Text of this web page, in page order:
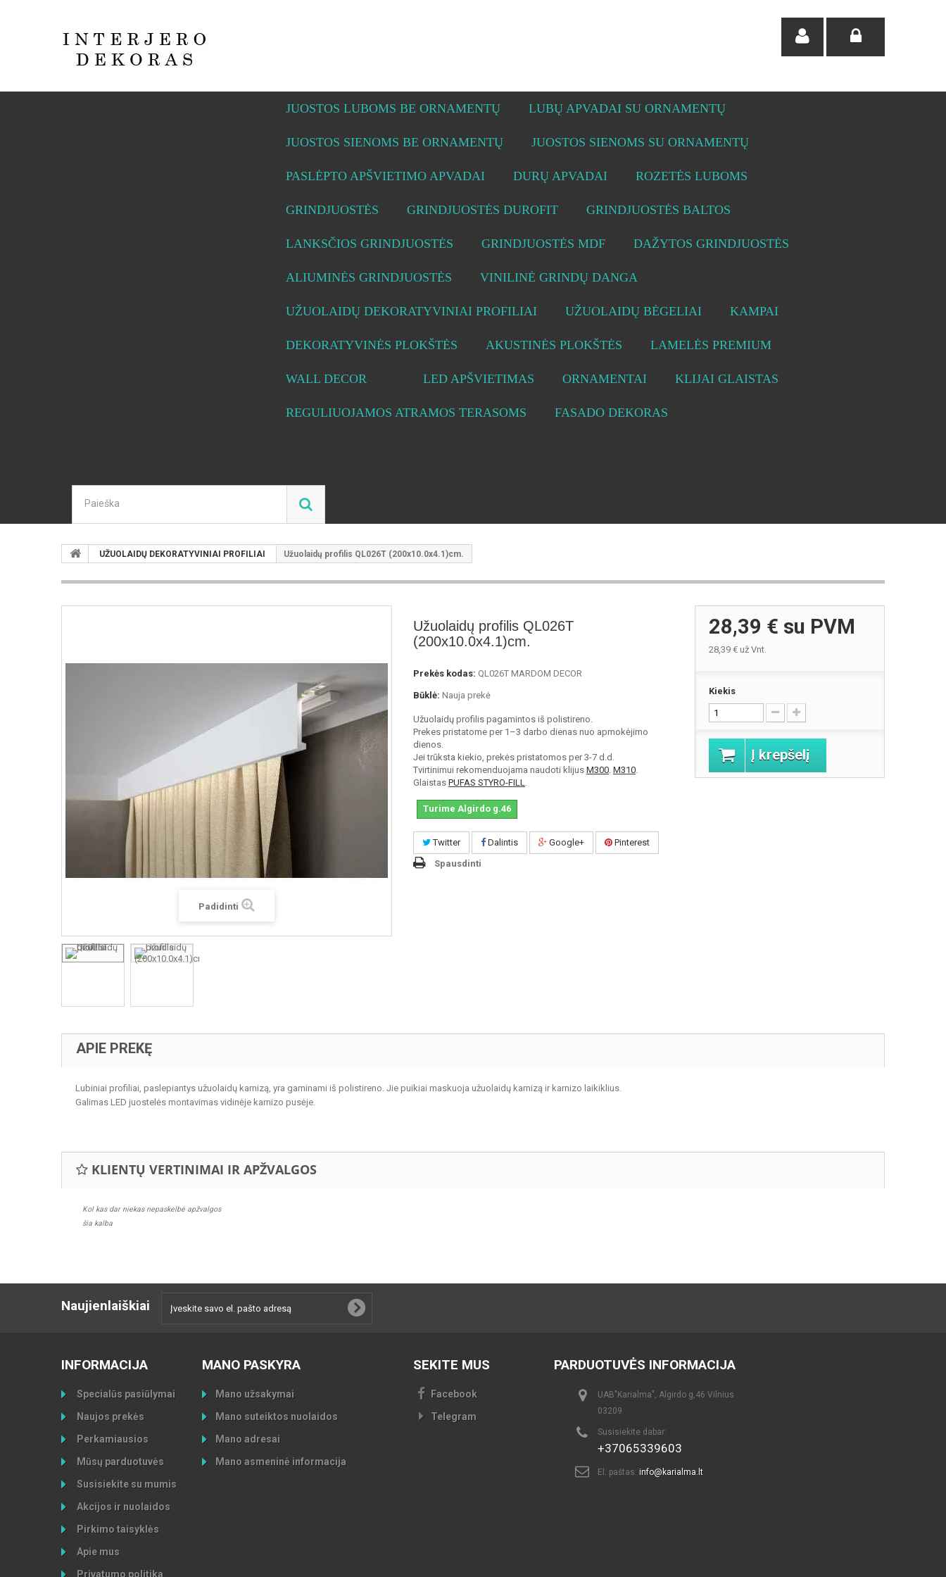
JUOSTOS LUBOMS BE ORNAMENTŲ LUBŲ APVADAI SU ORNAMENTŲ
JUOSTOS SIENOMS BE ORNAMENTŲ JUOSTOS SIENOMS SU ORNAMENTŲ
PASLĖPTO APŠVIETIMO APVADAI DURŲ APVADAI ROZETĖS LUBOMS
GRINDJUOSTĖS GRINDJUOSTĖS DUROFIT GRINDJUOSTĖS BALTOS
LANKSČIOS GRINDJUOSTĖS GRINDJUOSTĖS MDF DAŽYTOS GRINDJUOSTĖS
ALIUMINĖS GRINDJUOSTĖS VINILINĖ GRINDŲ DANGA
UŽUOLAIDŲ DEKORATYVINIAI PROFILIAI UŽUOLAIDŲ BĖGELIAI KAMPAI
DEKORATYVINĖS PLOKŠTĖS AKUSTINĖS PLOKŠTĖS LAMELĖS PREMIUM
WALL DECOR LED APŠVIETIMAS ORNAMENTAI KLIJAI GLAISTAS
REGULIUOJAMOS ATRAMOS TERASOMS FASADO DEKORAS
UŽUOLAIDŲ DEKORATYVINIAI PROFILIAI Užuolaidų profilis QL026T (200x10.0x4.1)cm.
Padidinti
Užuolaidų profilis QL026T
(200x10.0x4.1)cm.
Prekės kodas: QL026T MARDOM DECOR
Būklė: Nauja prekė
Užuolaidų profilis pagamintos iš polistireno.
Prekes pristatome per 1–3 darbo dienas nuo apmokėjimo
dienos.
Jei trūksta kiekio, prekės pristatomos per 3-7 d.d.
Tvirtinimui rekomenduojama naudoti klijus M300. M310.
Glaistas PUFAS STYRO-FILL.
Turime Algirdo g.46
Twitter Dalintis Google+
Pinterest
Spausdinti
28,39 € su PVM
28,39 €už Vnt.
Kiekis
Į krepšelį
APIE PREKĘ
Lubiniai profiliai, paslepiantys užuolaidų karnizą, yra gaminami iš polistireno. Jie puikiai maskuoja užuolaidų karnizą ir karnizo laikiklius.
Galimas LED juostelės montavimas vidinėje karnizo pusėje.
KLIENTŲ VERTINIMAI IR APŽVALGOS
Kol kas dar niekas nepaskelbė apžvalgos
šia kalba
Naujienlaiškiai
INFORMACIJA
Specialūs pasiūlymai
Naujos prekės
Perkamiausios
Mūsų parduotuvės
Susisiekite su mumis
Akcijos ir nuolaidos
Pirkimo taisyklės
Apie mus
Privatumo politika
MANO PASKYRA
Mano užsakymai
Mano suteiktos nuolaidos
Mano adresai
Mano asmeninė informacija
SEKITE MUS
Facebook
Telegram
PARDUOTUVĖS INFORMACIJA
UAB"Karialma", Algirdo g,46 Vilnius
03209
Susisiekite dabar:
+37065339603
El. paštas: info@karialma.lt